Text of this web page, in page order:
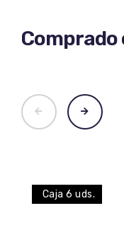
Caja 6 uds.